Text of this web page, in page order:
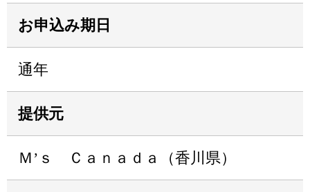
お申込み期日
通年
提供元
Ｍ’ｓ Ｃａｎａｄａ（香川県）